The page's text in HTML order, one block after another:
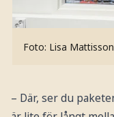
Foto: Lisa Mattisson
– Där, ser du